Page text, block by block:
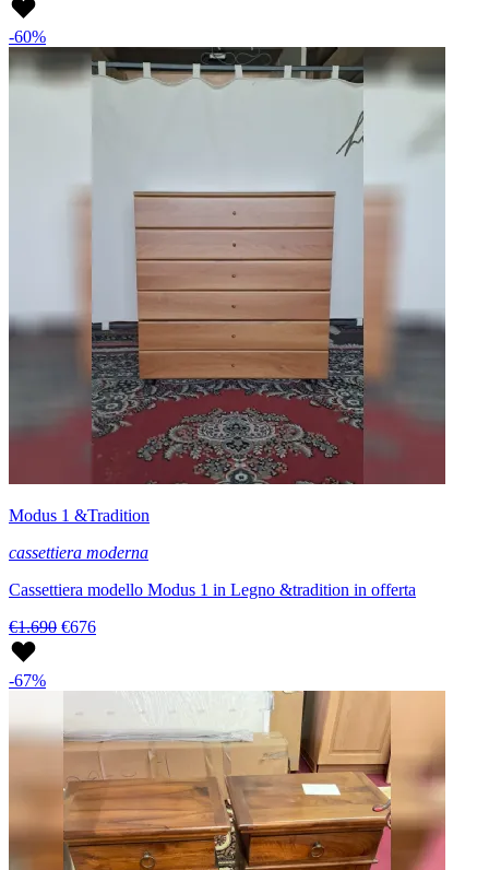
-60%
Modus 1 &Tradition
cassettiera moderna
Cassettiera modello Modus 1 in Legno &tradition in offerta
€1.690 €676
-67%